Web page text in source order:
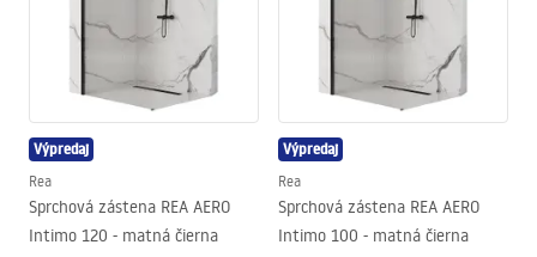
Výpredaj
Rea
Sprchová zástena REA AERO
Intimo 120 - matná čierna
Výpredaj
Rea
Sprchová zástena REA AERO
Intimo 100 - matná čierna